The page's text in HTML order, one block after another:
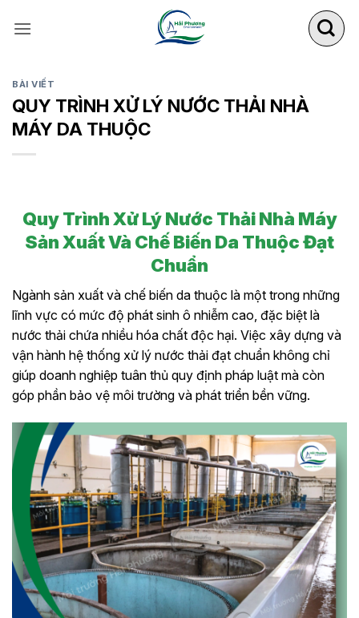
qua
BÀI VIẾT
QUY TRÌNH XỬ LÝ NƯỚC THẢI NHÀ
MÁY DA THUỘC
Quy Trình Xử Lý Nước Thải Nhà Máy
Sản Xuất Và Chế Biến Da Thuộc Đạt
Chuẩn
Ngành sản xuất và chế biến da thuộc là một trong những
lĩnh vực có mức độ phát sinh ô nhiễm cao, đặc biệt là
nước thải chứa nhiều hóa chất độc hại. Việc xây dựng và
vận hành hệ thống xử lý nước thải đạt chuẩn không chỉ
giúp doanh nghiệp tuân thủ quy định pháp luật mà còn
góp phần bảo vệ môi trường và phát triển bền vững.